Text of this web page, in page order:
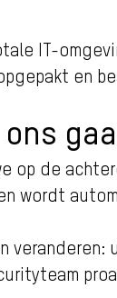
IT-
en
de
wordt